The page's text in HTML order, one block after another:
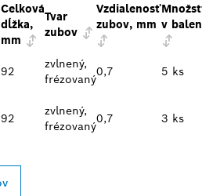
Celková
dĺžka,
mm
Tvar
zubov
Vzdialenosť
zubov, mm v
92
zvlnený,
frézovaný
0,7 5 ks
92
zvlnený,
frézovaný
0,7 3 ks